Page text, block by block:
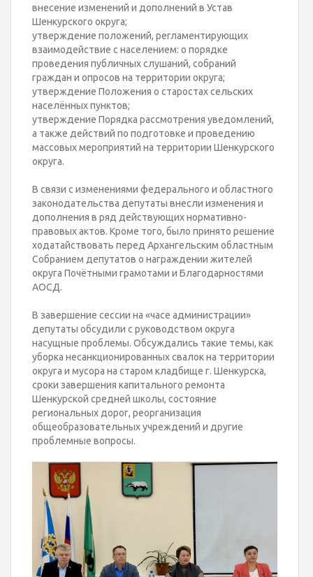
внесение изменений и дополнений в Устав
Шенкурского округа;
утверждение положений, регламентирующих
взаимодействие с населением: о порядке
проведения публичных слушаний, собраний
граждан и опросов на территории округа;
утверждение Положения о старостах сельских
населённых пунктов;
утверждение Порядка рассмотрения уведомлений,
а также действий по подготовке и проведению
массовых мероприятий на территории Шенкурского
округа.
В связи с изменениями федерального и областного
законодательства депутаты внесли изменения и
дополнения в ряд действующих нормативно-
правовых актов. Кроме того, было принято решение
ходатайствовать перед Архангельским областным
Собранием депутатов о награждении жителей
округа Почётными грамотами и Благодарностями
АОСД.
В завершение сессии на «часе администрации»
депутаты обсудили с руководством округа
насущные проблемы. Обсуждались такие темы, как
уборка несанкционированных свалок на территории
округа и мусора на старом кладбище г. Шенкурска,
сроки завершения капитального ремонта
Шенкурской средней школы, состояние
региональных дорог, реорганизация
общеобразовательных учреждений и другие
проблемные вопросы.